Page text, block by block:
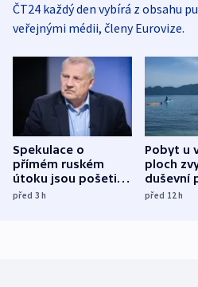
ČT24 každý den vybírá z obsahu
veřejnými médii, členy Eurovize.
Spekulace o
přímém ruském
útoku jsou pošetilé,
míní estonský
před 3h
Pobyt u
ploch
duševní
ukázala
před 12h